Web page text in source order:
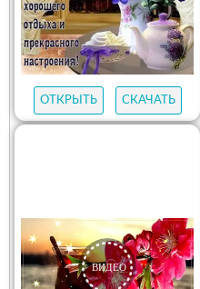
ОТКРЫТЬ СКАЧАТЬ